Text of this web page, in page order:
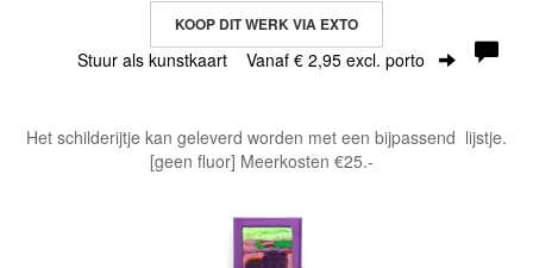
KOOP DIT WERK VIA EXTO
Stuur als kunstkaart Vanaf € 2,95 excl. porto
Het schilderijtje kan geleverd worden met een bijpassend lijstje.
[geen fluor] Meerkosten €25.-